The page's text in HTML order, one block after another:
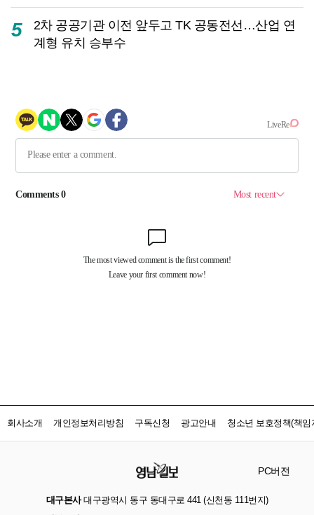
5
2차 공공기관 이전 앞두고 TK 공동전선…산업 연
계형 유치 승부수
회사소개 개인정보처리방침 구독신청 광고안내 청소년 보호정책(책임
PC버전
대구본사대구광역시 동구 동대구로 441 (신천동 111번지)